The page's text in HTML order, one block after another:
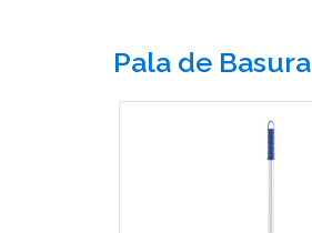
Pala de Basura